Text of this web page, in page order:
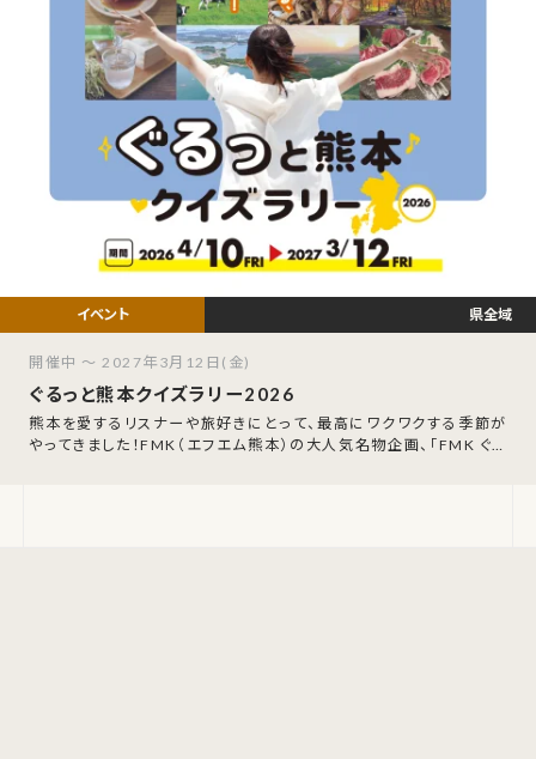
ぐるっと熊本クイズラリー2026
熊本を愛するリスナーや旅好きにとって、最高にワクワクする季節が
やってきました！FMK（エフエム熊本）の大人気名物企画、「FMK ぐる
県全域
開催中 ～ 2027年3月12日(金)